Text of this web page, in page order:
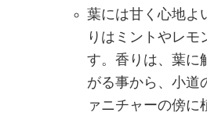
葉には甘く心地よ
りはミントやレモ
す。香りは、葉に
がる事から、小道
ァニチャーの傍に